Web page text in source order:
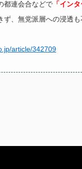
都連会合などで 「イン
ず、無党派層への浸透
article/342709